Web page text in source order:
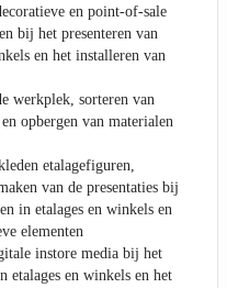
en point-of-sale
bij het presenteren van
en het installeren van
werkplek, sorteren van
opbergen van materialen
etalagefiguren,
van de presentaties bij
in etalages en winkels en
elementen
instore media bij het
etalages en winkels en het